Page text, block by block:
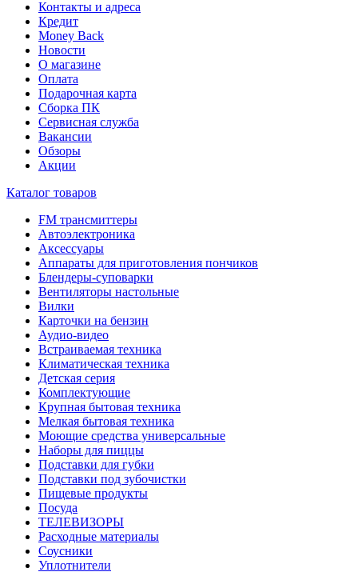
Контакты и адреса
Кредит
Money Back
Новости
О магазине
Оплата
Подарочная карта
Сборка ПК
Сервисная служба
Вакансии
Обзоры
Акции
Каталог товаров
FM трансмиттеры
Автоэлектроника
Аксессуары
Аппараты для приготовления пончиков
Блендеры-суповарки
Вентиляторы настольные
Вилки
Карточки на бензин
Аудио-видео
Встраиваемая техника
Климатическая техника
Детская серия
Комплектующие
Крупная бытовая техника
Мелкая бытовая техника
Моющие средства универсальные
Наборы для пиццы
Подставки для губки
Подставки под зубочистки
Пищевые продукты
Посуда
ТЕЛЕВИЗОРЫ
Расходные материалы
Соусники
Уплотнители